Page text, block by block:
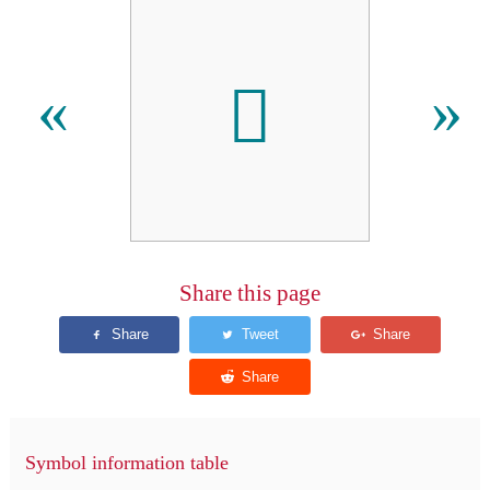
« 𑑪 »
Share this page
Symbol information table